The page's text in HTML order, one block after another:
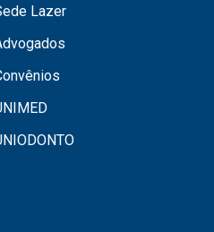
Lazer